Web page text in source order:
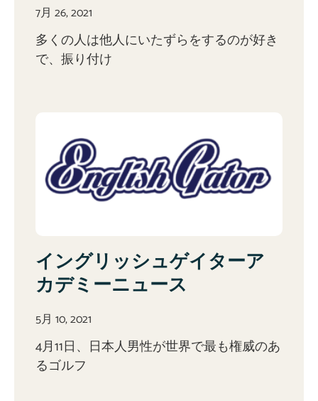
7月 26, 2021
多くの人は他人にいたずらをするのが好き
で、振り付け
イングリッシュゲイターア
カデミーニュース
5月 10, 2021
4月11日、日本人男性が世界で最も権威のあ
るゴルフ